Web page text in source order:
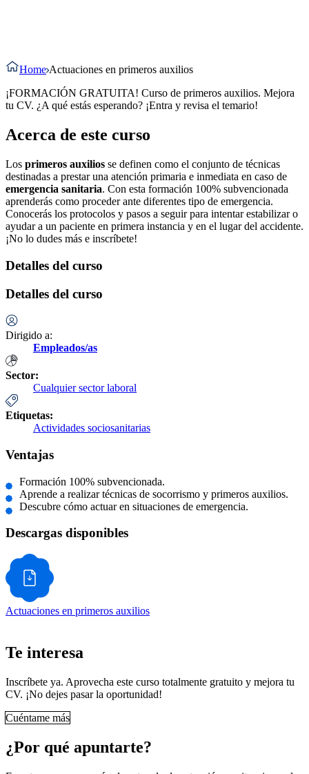
Home Actuaciones en primeros auxilios
¡FORMACIÓN GRATUITA! Curso de primeros auxilios. Mejora
tu CV. ¿A qué estás esperando? ¡Entra y revisa el temario!
Acerca de este curso
Los primeros auxilios se definen como el conjunto de técnicas
destinadas a prestar una atención primaria e inmediata en caso de
emergencia sanitaria. Con esta formación 100% subvencionada
aprenderás como proceder ante diferentes tipo de emergencia.
Conocerás los protocolos y pasos a seguir para intentar estabilizar o
ayudar a un paciente en primera instancia y en el lugar del accidente.
¡No lo dudes más e inscríbete!
Detalles del curso
Detalles del curso
Dirigido a:
Empleados/as
Sector:
Cualquier sector laboral
Etiquetas:
Actividades sociosanitarias
Ventajas
Formación 100% subvencionada.
Aprende a realizar técnicas de socorrismo y primeros auxilios.
Descubre cómo actuar en situaciones de emergencia.
Descargas disponibles
Actuaciones en primeros auxilios
Te interesa
Inscríbete ya. Aprovecha este curso totalmente gratuito y mejora tu
CV. ¡No dejes pasar la oportunidad!
Cuéntame más
¿Por qué apuntarte?